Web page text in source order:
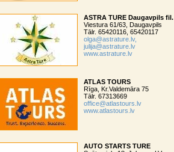
ASTRA TURE Daugavpils fil.
Viestura 61/63, Daugavpils
Tālr. 65420116, 65420117
olga@astrature.lv,
julija@astrature.lv
www.astrature.lv
ATLAS TOURS
Rīga, Kr.Valdemāra 75
Tālr. 67313669
office@atlastours.lv
www.atlastours.lv
AUTO STARTS TURE